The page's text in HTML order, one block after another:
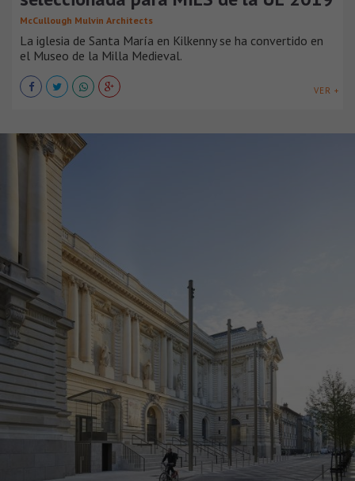
McCullough Mulvin Architects
La iglesia de Santa María en Kilkenny se ha convertido en
el Museo de la Milla Medieval.
VER +